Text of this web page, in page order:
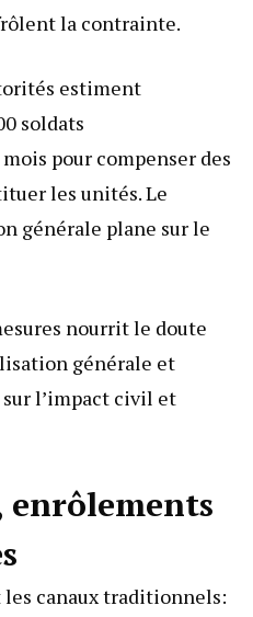
la contrainte.
estiment
soldats
pour compenser des
les unités. Le
générale plane sur le
nourrit le doute
générale et
l’impact civil et
enrôlements
canaux traditionnels: